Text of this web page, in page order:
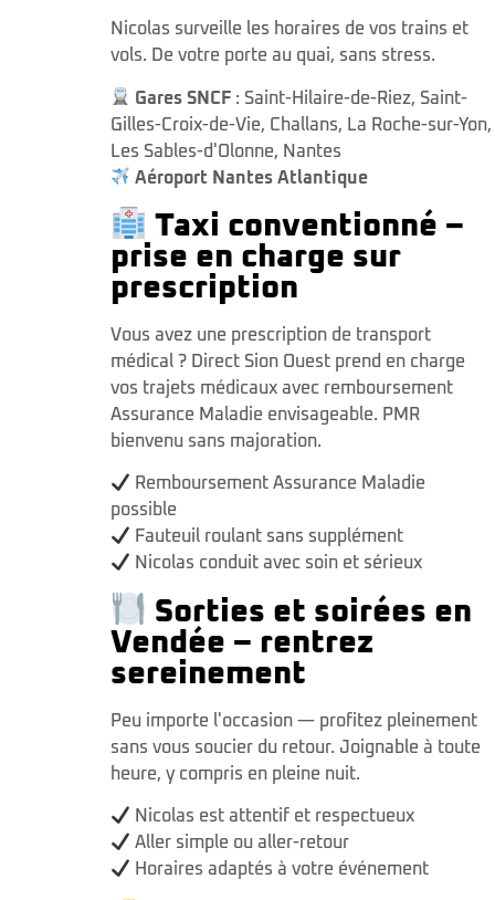
Nicolas surveille les horaires de vos trains et
vols. De votre porte au quai, sans stress.
Gares SNCF : Saint-Hilaire-de-Riez, Saint-
Gilles-Croix-de-Vie, Challans, La Roche-sur-Yon,
Les Sables-d'Olonne, Nantes
Aéroport Nantes Atlantique
Taxi conventionné –
prise en charge sur
prescription
Vous avez une prescription de transport
médical ? Direct Sion Ouest prend en charge
vos trajets médicaux avec remboursement
Assurance Maladie envisageable. PMR
bienvenu sans majoration.
Remboursement Assurance Maladie
possible
Fauteuil roulant sans supplément
Nicolas conduit avec soin et sérieux
Sorties et soirées en
Vendée – rentrez
sereinement
Peu importe l'occasion — profitez pleinement
sans vous soucier du retour. Joignable à toute
heure, y compris en pleine nuit.
Nicolas est attentif et respectueux
Aller simple ou aller-retour
Horaires adaptés à votre événement